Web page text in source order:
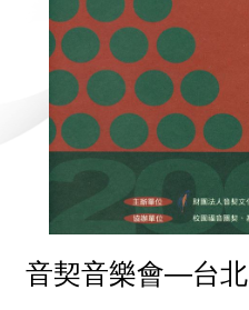
音契音樂會—台北